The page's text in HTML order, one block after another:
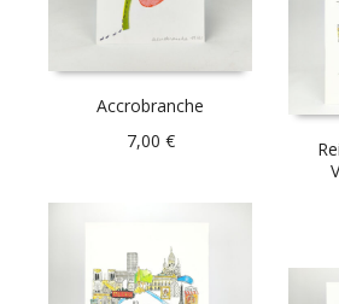
Accrobranche
7,00 €